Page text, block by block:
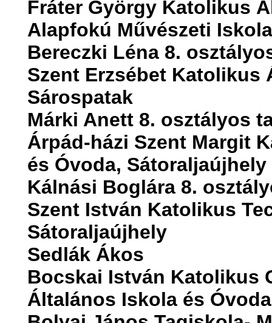
Fráter György Katolikus
Alapfokú Művészeti
Bereczki Léna 8.
Szent Erzsébet Katolikus
Sárospatak
Márki Anett 8. osztályos
Árpád-házi Szent Margit
és Óvoda, Sátoraljaújhely
Kálnási Boglára 8.
Szent István Katolikus
Sátoraljaújhely
Sedlák Ákos
Bocskai István Katolikus
Általános Iskola és